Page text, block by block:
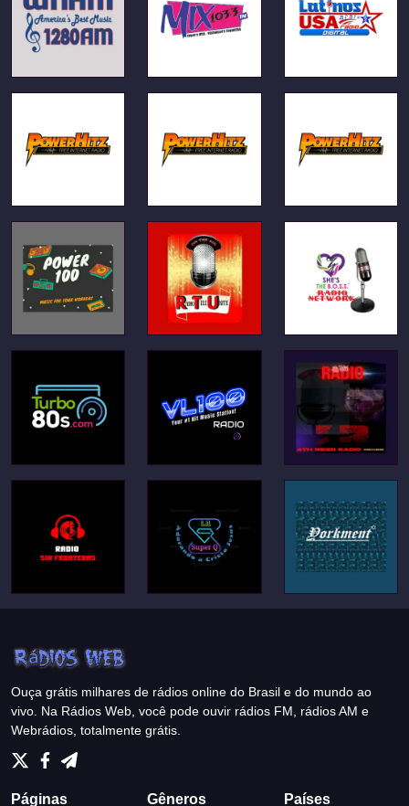
Ouça grátis milhares de rádios online do Brasil e do mundo ao
vivo. Na Rádios Web, você pode ouvir rádios FM, rádios AM e
Webrádios, totalmente grátis.
Páginas Gêneros Países